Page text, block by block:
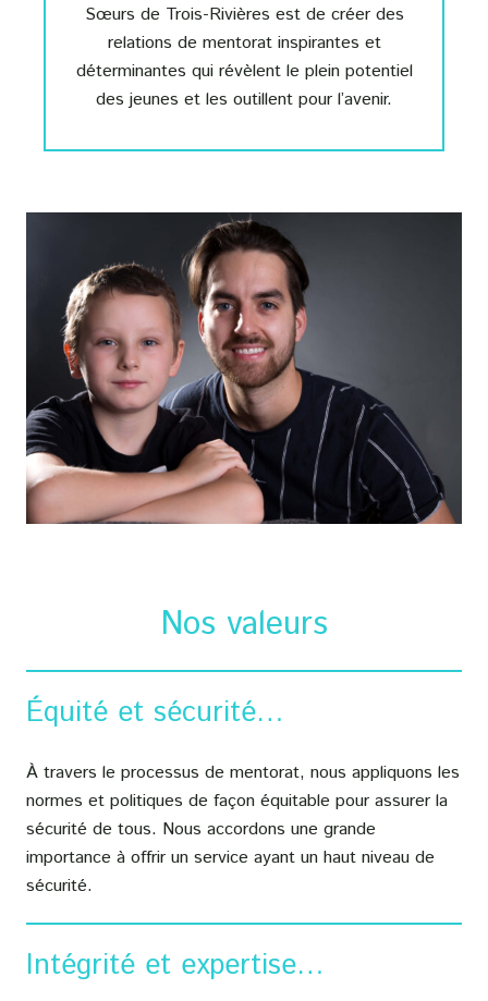
Sœurs de Trois-Rivières est de créer des
relations de mentorat inspirantes et
déterminantes qui révèlent le plein potentiel
des jeunes et les outillent pour l’avenir.
Nos valeurs
Équité et sécurité…
À travers le processus de mentorat, nous appliquons les
normes et politiques de façon équitable pour assurer la
sécurité de tous. Nous accordons une grande
importance à offrir un service ayant un haut niveau de
sécurité.
Intégrité et expertise…